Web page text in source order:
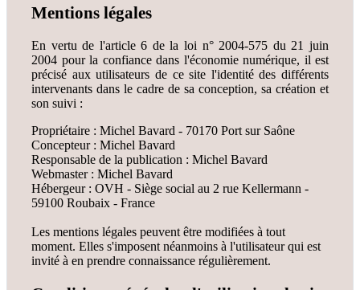
Mentions légales
En vertu de l'article 6 de la loi n° 2004-575 du 21 juin
2004 pour la confiance dans l'économie numérique, il est
précisé aux utilisateurs de ce site l'identité des différents
intervenants dans le cadre de sa conception, sa création et
son suivi :
Propriétaire : Michel Bavard - 70170 Port sur Saône
Concepteur : Michel Bavard
Responsable de la publication : Michel Bavard
Webmaster : Michel Bavard
Hébergeur : OVH - Siège social au 2 rue Kellermann -
59100 Roubaix - France
Les mentions légales peuvent être modifiées à tout
moment. Elles s'imposent néanmoins à l'utilisateur qui est
invité à en prendre connaissance régulièrement.